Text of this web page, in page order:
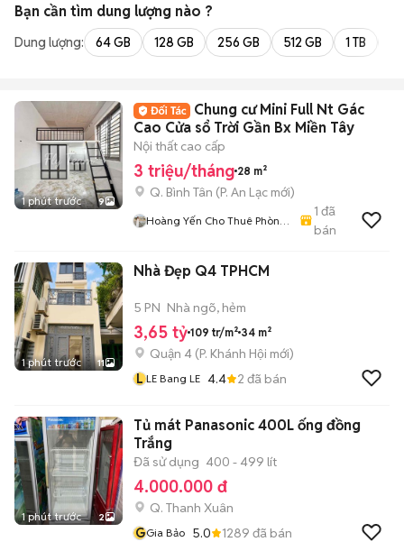
Bạn cần tìm dung lượng nào ?
Dung lượng: 64 GB 128 GB 256 GB 512 GB 1 TB
1 phút trước 9
Chung cư Mini Full Nt Gác
Cao Cửa sổ Trời Gần Bx Miền Tây
Nội thất cao cấp
3 triệu/tháng 28 m²
Q. Bình Tân (P. An Lạc mới)
Hoàng Yến Cho Thuê Phòng
1 đã
bán
1 phút trước 11
Nhà Đẹp Q4 TPHCM
5 PN Nhà ngõ, hẻm
3,65 tỷ 109 tr/m² 34 m²
Quận 4 (P. Khánh Hội mới)
L LE Bang LE 4.4 2 đã bán
1 phút trước 2
Tủ mát Panasonic 400L ống đồng
Trắng
Đã sử dụng 400 - 499 lít
4.000.000 đ
Q. Thanh Xuân
GGia Bảo 5.0 1289 đã bán